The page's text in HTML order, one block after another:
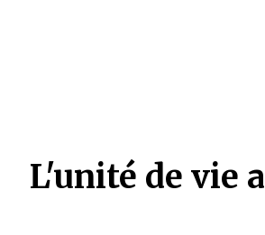
L'unité de vie